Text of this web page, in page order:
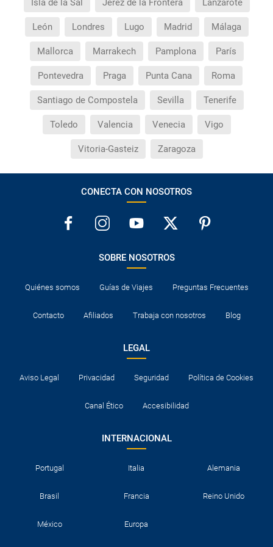
León Londres Lugo Madrid Málaga
Mallorca Marrakech Pamplona París
Pontevedra Praga Punta Cana Roma
Santiago de Compostela Sevilla Tenerife
Toledo Valencia Venecia Vigo
Vitoria-Gasteiz Zaragoza
CONECTA CON NOSOTROS
SOBRE NOSOTROS
Quiénes somos Guías de Viajes Preguntas Frecuentes
Contacto Afiliados Trabaja con nosotros Blog
LEGAL
Aviso Legal Privacidad Seguridad Política de Cookies
Canal Ético Accesibilidad
INTERNACIONAL
Portugal Italia Alemania
Brasil Francia Reino Unido
México Europa